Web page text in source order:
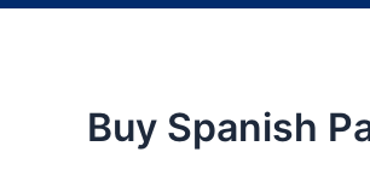
Buy Spanish